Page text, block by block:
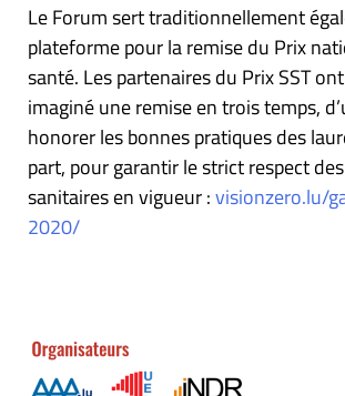
Le Forum sert traditionnellement
plateforme pour la remise du Prix
santé. Les partenaires du Prix SST
imaginé une remise en trois temps,
honorer les bonnes pratiques des
part, pour garantir le strict respect
sanitaires en vigueur :visionzero.lu/
2020/